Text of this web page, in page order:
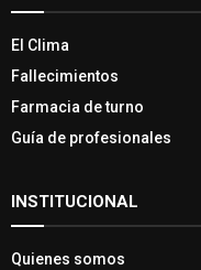
El Clima
Fallecimientos
Farmacia de turno
Guía de profesionales
INSTITUCIONAL
Quienes somos